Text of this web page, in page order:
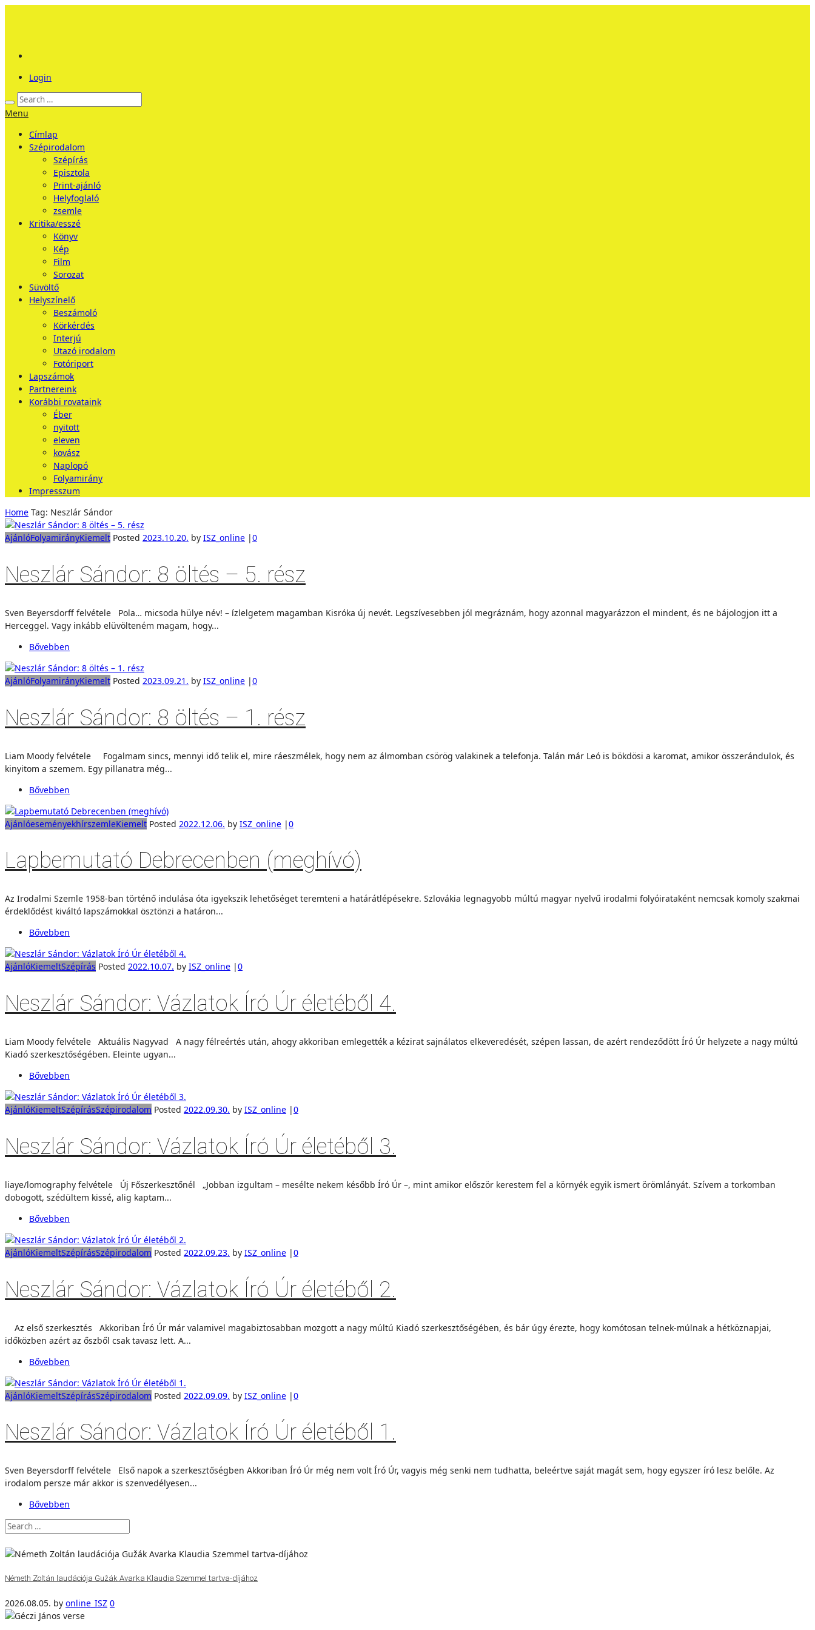
Login
Menu
Címlap
Szépirodalom
Szépírás
Episztola
Print-ajánló
Helyfoglaló
zsemle
Kritika/esszé
Könyv
Kép
Film
Sorozat
Süvöltő
Helyszínelő
Beszámoló
Körkérdés
Interjú
Utazó irodalom
Fotóriport
Lapszámok
Partnereink
Korábbi rovataink
Éber
nyitott
eleven
kovász
Naplopó
Folyamirány
Impresszum
Home Tag: Neszlár Sándor
AjánlóFolyamirányKiemelt Posted 2023.10.20. by ISZ_online |0
Neszlár Sándor: 8 öltés – 5. rész
Sven Beyersdorff felvétele Pola… micsoda hülye név! – ízlelgetem magamban Kisróka új nevét. Legszívesebben jól megráznám, hogy azonnal magyarázzon el mindent, és ne bájologjon itt a
Herceggel. Vagy inkább elüvölteném magam, hogy...
Bővebben
AjánlóFolyamirányKiemelt Posted 2023.09.21. by ISZ_online |0
Neszlár Sándor: 8 öltés – 1. rész
Liam Moody felvétele Fogalmam sincs, mennyi idő telik el, mire ráeszmélek, hogy nem az álmomban csörög valakinek a telefonja. Talán már Leó is bökdösi a karomat, amikor összerándulok, és
kinyitom a szemem. Egy pillanatra még...
Bővebben
AjánlóeseményekhírszemleKiemelt Posted 2022.12.06. by ISZ_online |0
Lapbemutató Debrecenben (meghívó)
Az Irodalmi Szemle 1958-ban történő indulása óta igyekszik lehetőséget teremteni a határátlépésekre. Szlovákia legnagyobb múltú magyar nyelvű irodalmi folyóirataként nemcsak komoly szakmai
érdeklődést kiváltó lapszámokkal ösztönzi a határon...
Bővebben
AjánlóKiemeltSzépírás Posted 2022.10.07. by ISZ_online |0
Neszlár Sándor: Vázlatok Író Úr életéből 4.
Liam Moody felvétele Aktuális Nagyvad A nagy félreértés után, ahogy akkoriban emlegették a kézirat sajnálatos elkeveredését, szépen lassan, de azért rendeződött Író Úr helyzete a nagy múltú
Kiadó szerkesztőségében. Eleinte ugyan...
Bővebben
AjánlóKiemeltSzépírásSzépirodalom Posted 2022.09.30. by ISZ_online |0
Neszlár Sándor: Vázlatok Író Úr életéből 3.
liaye/lomography felvétele Új Főszerkesztőnél „Jobban izgultam – mesélte nekem később Író Úr –, mint amikor először kerestem fel a környék egyik ismert örömlányát. Szívem a torkomban
dobogott, szédültem kissé, alig kaptam...
Bővebben
AjánlóKiemeltSzépírásSzépirodalom Posted 2022.09.23. by ISZ_online |0
Neszlár Sándor: Vázlatok Író Úr életéből 2.
Az első szerkesztés Akkoriban Író Úr már valamivel magabiztosabban mozgott a nagy múltú Kiadó szerkesztőségében, és bár úgy érezte, hogy komótosan telnek-múlnak a hétköznapjai,
időközben azért az őszből csak tavasz lett. A...
Bővebben
AjánlóKiemeltSzépírásSzépirodalom Posted 2022.09.09. by ISZ_online |0
Neszlár Sándor: Vázlatok Író Úr életéből 1.
Sven Beyersdorff felvétele Első napok a szerkesztőségben Akkoriban Író Úr még nem volt Író Úr, vagyis még senki nem tudhatta, beleértve saját magát sem, hogy egyszer író lesz belőle. Az
irodalom persze már akkor is szenvedélyesen...
Bővebben
Németh Zoltán laudációja Gužák Avarka Klaudia Szemmel tartva-díjához
2026.08.05. by online_ISZ 0